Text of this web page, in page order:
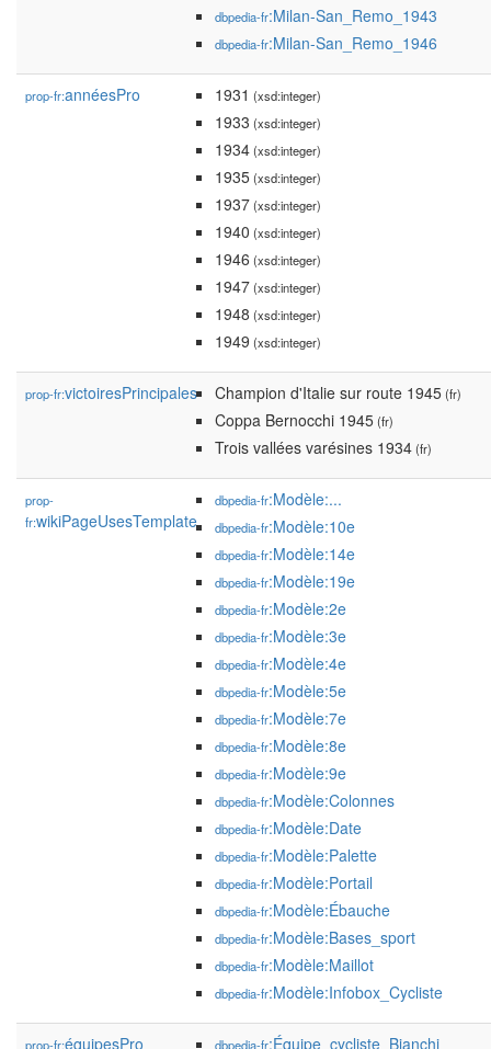
dbpedia-fr:Milan-San_Remo_1943
dbpedia-fr:Milan-San_Remo_1946
prop-fr:annéesPro 1931 (xsd:integer)
1933 (xsd:integer)
1934(xsd:integer)
1935(xsd:integer)
1937(xsd:integer)
1940 (xsd:integer)
1946 (xsd:integer)
1947(xsd:integer)
1948 (xsd:integer)
1949 (xsd:integer)
prop-fr:victoiresPrincipales Champion d'Italie sur route 1945(fr)
Coppa Bernocchi 1945(fr)
Trois vallées varésines 1934(fr)
prop-
fr:wikiPageUsesTemplate
dbpedia-fr:Modèle:...
dbpedia-fr:Modèle:10e
dbpedia-fr:Modèle:14e
dbpedia-fr:Modèle:19e
dbpedia-fr:Modèle:2e
dbpedia-fr:Modèle:3e
dbpedia-fr:Modèle:4e
dbpedia-fr:Modèle:5e
dbpedia-fr:Modèle:7e
dbpedia-fr:Modèle:8e
dbpedia-fr:Modèle:9e
dbpedia-fr:Modèle:Colonnes
dbpedia-fr:Modèle:Date
dbpedia-fr:Modèle:Palette
dbpedia-fr:Modèle:Portail
dbpedia-fr:Modèle:Ébauche
dbpedia-fr:Modèle:Bases_sport
dbpedia-fr:Modèle:Maillot
dbpedia-fr:Modèle:Infobox_Cycliste
prop-fr:équipesPro dbpedia-fr:Équipe_cycliste_Bianchi